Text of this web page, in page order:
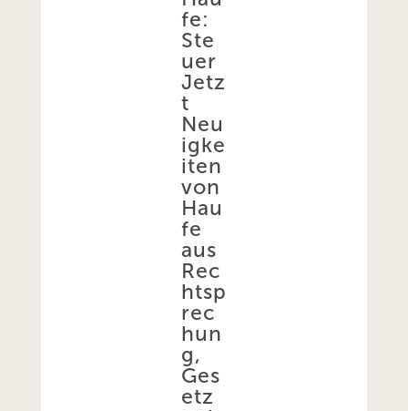
fe:
Ste
uer
Jetz
t
Neu
igke
iten
von
Hau
fe
aus
Rec
htsp
rec
hun
g,
Ges
etz